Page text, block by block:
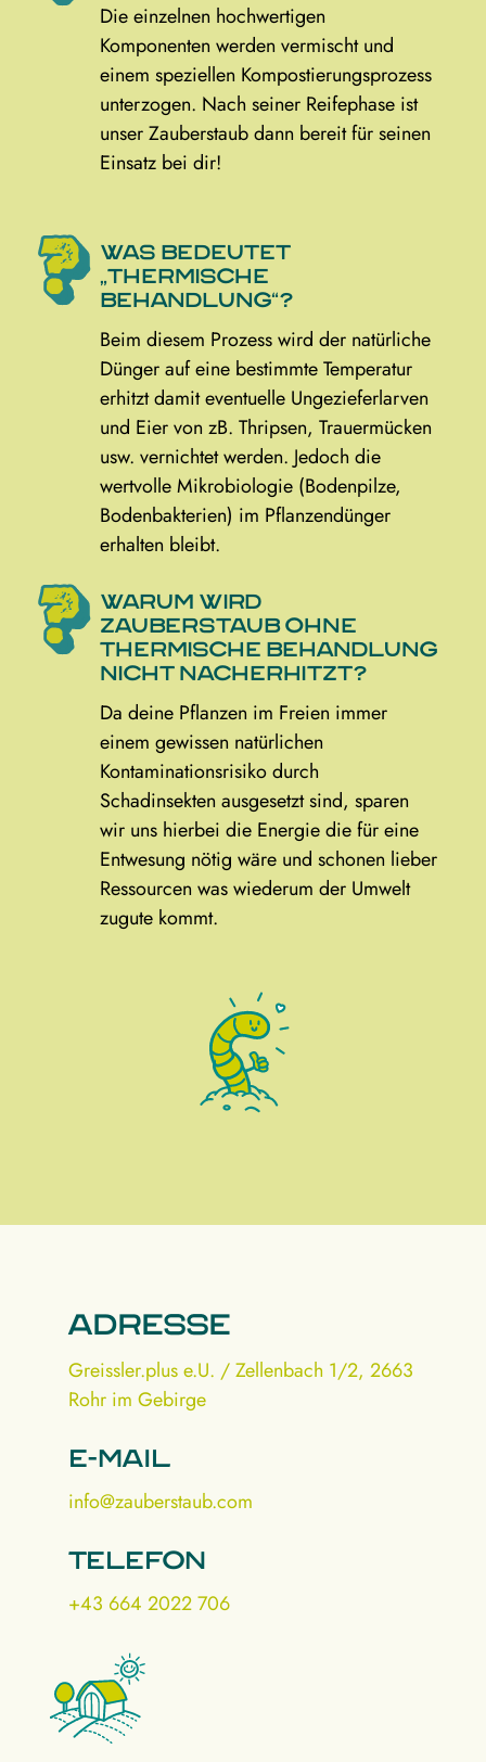
Die einzelnen hochwertigen
Komponenten werden vermischt und
einem speziellen Kompostierungsprozess
unterzogen. Nach seiner Reifephase ist
unser Zauberstaub dann bereit für seinen
Einsatz bei dir!
Was bedeutet
„thermische
Behandlung“?
Beim diesem Prozess wird der natürliche
Dünger auf eine bestimmte Temperatur
erhitzt damit eventuelle Ungezieferlarven
und Eier von zB. Thripsen, Trauermücken
usw. vernichtet werden. Jedoch die
wertvolle Mikrobiologie (Bodenpilze,
Bodenbakterien) im Pflanzendünger
erhalten bleibt.
Warum wird
Zauberstaub ohne
thermische Behandlung
nicht nacherhitzt?
Da deine Pflanzen im Freien immer
einem gewissen natürlichen
Kontaminationsrisiko durch
Schadinsekten ausgesetzt sind, sparen
wir uns hierbei die Energie die für eine
Entwesung nötig wäre und schonen lieber
Ressourcen was wiederum der Umwelt
zugute kommt.
Adresse
Greissler.plus e.U. / Zellenbach 1/2, 2663
Rohr im Gebirge
E-mail
info@zauberstaub.com
Telefon
+43 664 2022 706